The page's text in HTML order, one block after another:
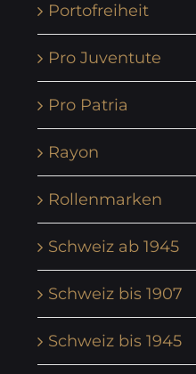
Portofreiheit
Pro Juventute
Pro Patria
Rayon
Rollenmarken
Schweiz ab 1945
Schweiz bis 1907
Schweiz bis 1945